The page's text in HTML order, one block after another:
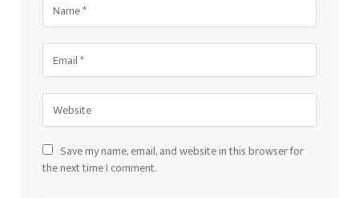
Save my name, email, and website in this browser for
the next time I comment.